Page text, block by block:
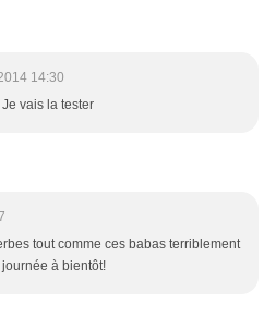
14:30
vais la tester
tout comme ces babas terriblement
à bientôt!